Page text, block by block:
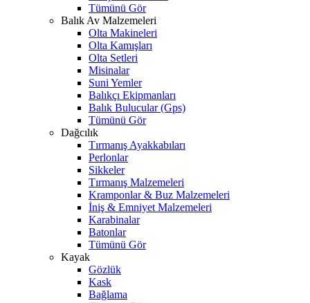
Tümünü Gör
Balık Av Malzemeleri
Olta Makineleri
Olta Kamışları
Olta Setleri
Misinalar
Suni Yemler
Balıkçı Ekipmanları
Balık Bulucular (Gps)
Tümünü Gör
Dağcılık
Tırmanış Ayakkabıları
Perlonlar
Sikkeler
Tırmanış Malzemeleri
Kramponlar & Buz Malzemeleri
İniş & Emniyet Malzemeleri
Karabinalar
Batonlar
Tümünü Gör
Kayak
Gözlük
Kask
Bağlama